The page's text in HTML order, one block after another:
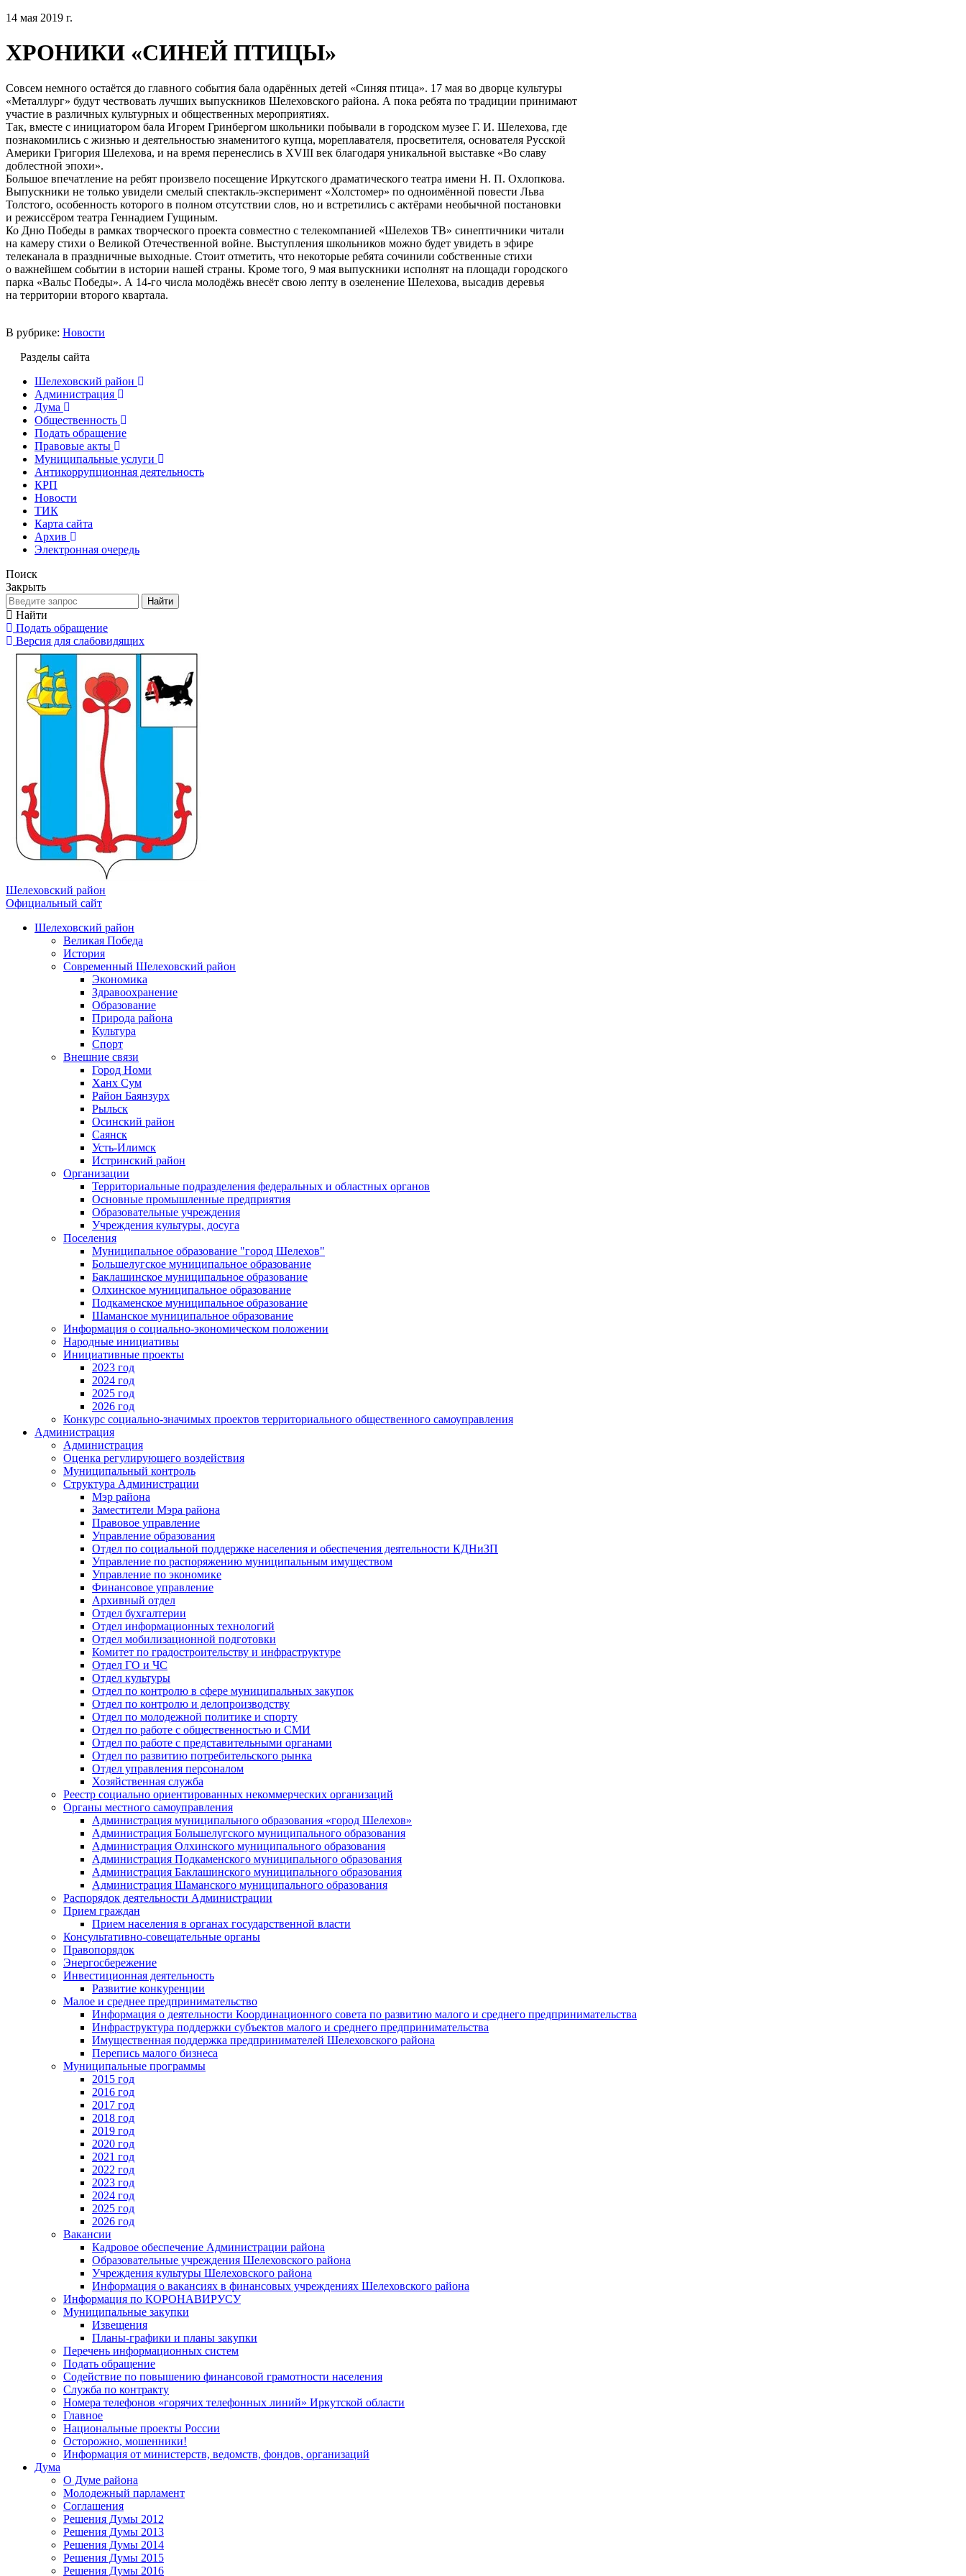
14 мая 2019 г.
ХРОНИКИ «СИНЕЙ ПТИЦЫ»
Совсем немного остаётся до главного события бала одарённых детей «Синяя птица». 17 мая во дворце культуры
«Металлург» будут чествовать лучших выпускников Шелеховского района. А пока ребята по традиции принимают
участие в различных культурных и общественных мероприятиях.
Так, вместе с инициатором бала Игорем Гринбергом школьники побывали в городском музее Г. И. Шелехова, где
познакомились с жизнью и деятельностью знаменитого купца, мореплавателя, просветителя, основателя Русской
Америки Григория Шелехова, и на время перенеслись в XVIII век благодаря уникальной выставке «Во славу
доблестной эпохи».
Большое впечатление на ребят произвело посещение Иркутского драматического театра имени Н. П. Охлопкова.
Выпускники не только увидели смелый спектакль-эксперимент «Холстомер» по одноимённой повести Льва
Толстого, особенность которого в полном отсутствии слов, но и встретились с актёрами необычной постановки
и режиссёром театра Геннадием Гущиным.
Ко Дню Победы в рамках творческого проекта совместно с телекомпанией «Шелехов ТВ» синептичники читали
на камеру стихи о Великой Отечественной войне. Выступления школьников можно будет увидеть в эфире
телеканала в праздничные выходные. Стоит отметить, что некоторые ребята сочинили собственные стихи
о важнейшем событии в истории нашей страны. Кроме того, 9 мая выпускники исполнят на площади городского
парка «Вальс Победы». А 14-го числа молодёжь внесёт свою лепту в озеленение Шелехова, высадив деревья
на территории второго квартала.
В рубрике: Новости
Разделы сайта
Шелеховский район
Администрация
Дума
Общественность
Подать обращение
Правовые акты
Муниципальные услуги
Антикоррупционная деятельность
КРП
Новости
ТИК
Карта сайта
Архив
Электронная очередь
Поиск
Закрыть
Найти
Найти
Подать обращение
Версия для слабовидящих
Шелеховский район
Официальный сайт
Шелеховский район
Великая Победа
История
Современный Шелеховский район
Экономика
Здравоохранение
Образование
Природа района
Культура
Спорт
Внешние связи
Город Номи
Ханх Сум
Район Баянзурх
Рыльск
Осинский район
Саянск
Усть-Илимск
Истринский район
Организации
Территориальные подразделения федеральных и областных органов
Основные промышленные предприятия
Образовательные учреждения
Учреждения культуры, досуга
Поселения
Муниципальное образование "город Шелехов"
Большелугское муниципальное образование
Баклашинское муниципальное образование
Олхинское муниципальное образование
Подкаменское муниципальное образование
Шаманское муниципальное образование
Информация о социально-экономическом положении
Народные инициативы
Инициативные проекты
2023 год
2024 год
2025 год
2026 год
Конкурс социально-значимых проектов территориального общественного самоуправления
Администрация
Администрация
Оценка регулирующего воздействия
Муниципальный контроль
Структура Администрации
Мэр района
Заместители Мэра района
Правовое управление
Управление образования
Отдел по социальной поддержке населения и обеспечения деятельности КДНиЗП
Управление по распоряжению муниципальным имуществом
Управление по экономике
Финансовое управление
Архивный отдел
Отдел бухгалтерии
Отдел информационных технологий
Отдел мобилизационной подготовки
Комитет по градостроительству и инфраструктуре
Отдел ГО и ЧС
Отдел культуры
Отдел по контролю в сфере муниципальных закупок
Отдел по контролю и делопроизводству
Отдел по молодежной политике и спорту
Отдел по работе с общественностью и СМИ
Отдел по работе с представительными органами
Отдел по развитию потребительского рынка
Отдел управления персоналом
Хозяйственная служба
Реестр социально ориентированных некоммерческих организаций
Органы местного самоуправления
Администрация муниципального образования «город Шелехов»
Администрация Большелугского муниципального образования
Администрация Олхинского муниципального образования
Администрация Подкаменского муниципального образования
Администрация Баклашинского муниципального образования
Администрация Шаманского муниципального образования
Распорядок деятельности Администрации
Прием граждан
Прием населения в органах государственной власти
Консультативно-совещательные органы
Правопорядок
Энергосбережение
Инвестиционная деятельность
Развитие конкуренции
Малое и среднее предпринимательство
Информация о деятельности Координационного совета по развитию малого и среднего предпринимательства
Инфраструктура поддержки субъектов малого и среднего предпринимательства
Имущественная поддержка предпринимателей Шелеховского района
Перепись малого бизнеса
Муниципальные программы
2015 год
2016 год
2017 год
2018 год
2019 год
2020 год
2021 год
2022 год
2023 год
2024 год
2025 год
2026 год
Вакансии
Кадровое обеспечение Администрации района
Образовательные учреждения Шелеховского района
Учреждения культуры Шелеховского района
Информация о вакансиях в финансовых учреждениях Шелеховского района
Информация по КОРОНАВИРУСУ
Муниципальные закупки
Извещения
Планы-графики и планы закупки
Перечень информационных систем
Подать обращение
Содействие по повышению финансовой грамотности населения
Служба по контракту
Номера телефонов «горячих телефонных линий» Иркутской области
Главное
Национальные проекты России
Осторожно, мошенники!
Информация от министерств, ведомств, фондов, организаций
Дума
О Думе района
Молодежный парламент
Соглашения
Решения Думы 2012
Решения Думы 2013
Решения Думы 2014
Решения Думы 2015
Решения Думы 2016